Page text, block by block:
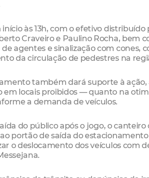
às 13h, com o efetivo
Craveiro e Paulino Rocha, bem
agentes e sinalização com cones,
da circulação de pedestres na
também dará suporte à
locais proibidos — quanto na
a demanda de veículos.
do público após o jogo, o
portão de saída do
o deslocamento dos veículos com